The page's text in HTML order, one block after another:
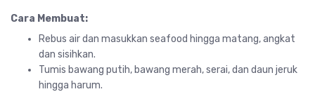
Cara Membuat:
Rebus air dan masukkan seafood hingga matang, angkat
dan sisihkan.
Tumis bawang putih, bawang merah, serai, dan daun jeruk
hingga harum.